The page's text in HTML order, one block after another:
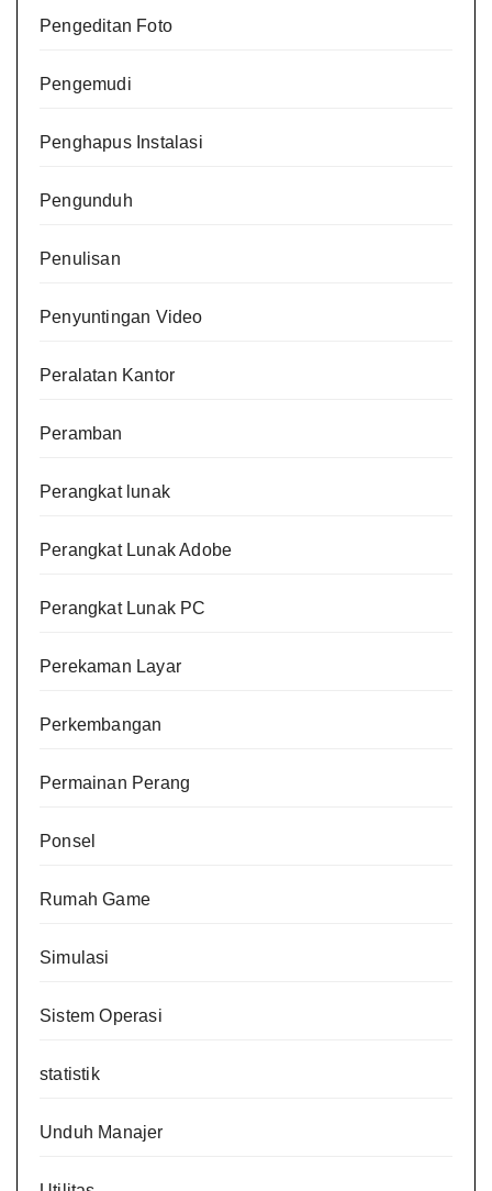
Pengeditan Foto
Pengemudi
Penghapus Instalasi
Pengunduh
Penulisan
Penyuntingan Video
Peralatan Kantor
Peramban
Perangkat lunak
Perangkat Lunak Adobe
Perangkat Lunak PC
Perekaman Layar
Perkembangan
Permainan Perang
Ponsel
Rumah Game
Simulasi
Sistem Operasi
statistik
Unduh Manajer